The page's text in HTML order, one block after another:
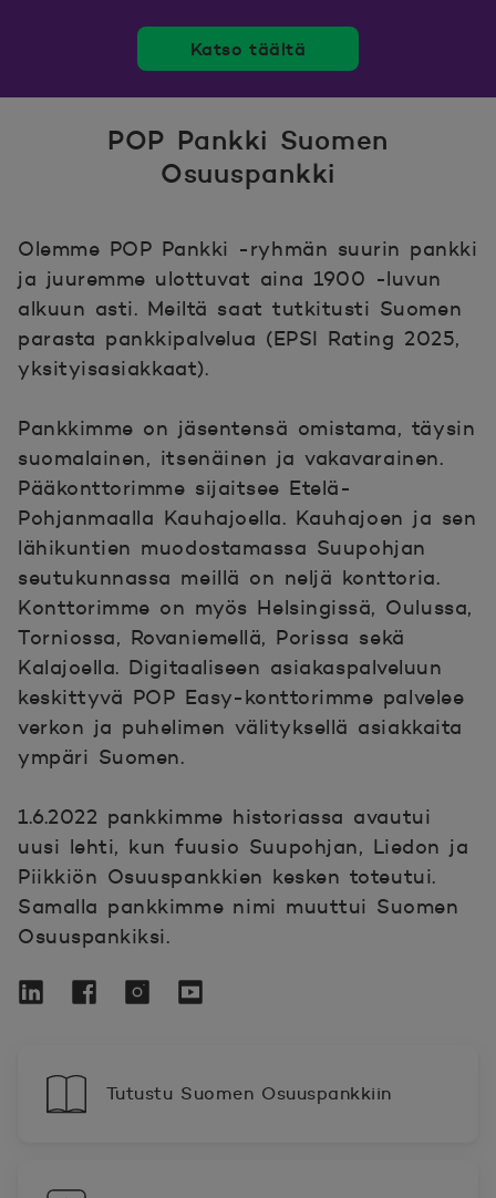
Katso täältä
POP Pankki Suomen
Osuuspankki
Olemme POP Pankki -ryhmän suurin pankki
ja juuremme ulottuvat aina 1900 -luvun
alkuun asti. Meiltä saat tutkitusti Suomen
parasta pankkipalvelua (EPSI Rating 2025,
yksityisasiakkaat).
Pankkimme on jäsentensä omistama, täysin
suomalainen, itsenäinen ja vakavarainen.
Pääkonttorimme sijaitsee Etelä-
Pohjanmaalla Kauhajoella. Kauhajoen ja sen
lähikuntien muodostamassa Suupohjan
seutukunnassa meillä on neljä konttoria.
Konttorimme on myös Helsingissä, Oulussa,
Torniossa, Rovaniemellä, Porissa sekä
Kalajoella. Digitaaliseen asiakaspalveluun
keskittyvä POP Easy-konttorimme palvelee
verkon ja puhelimen välityksellä asiakkaita
ympäri Suomen.
1.6.2022 pankkimme historiassa avautui
uusi lehti, kun fuusio Suupohjan, Liedon ja
Piikkiön Osuuspankkien kesken toteutui.
Samalla pankkimme nimi muuttui Suomen
Osuuspankiksi.
Tutustu Suomen Osuuspankkiin